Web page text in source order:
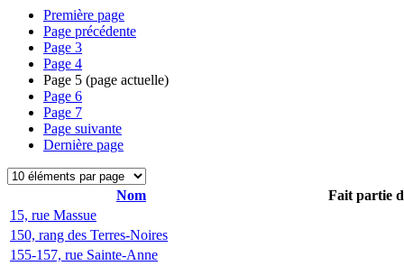
Première page
Page précédente
Page 3
Page 4
Page 5 (page actuelle)
Page 6
Page 7
Page suivante
Dernière page
Nom
Fait partie
15, rue Massue
150, rang des Terres-Noires
155-157, rue Sainte-Anne